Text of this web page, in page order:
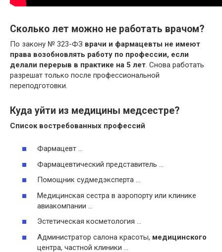
Сколько лет можно не работать врачом?
По закону № 323-ФЗ врачи и фармацевты не имеют
права возобновлять работу по профессии, если
делали перерыв в практике на 5 лет. Снова работать
разрешат только после профессиональной
переподготовки.
Куда уйти из медицины медсестре?
Список востребованных профессий
Фармацевт …
Фармацевтический представитель …
Помощник судмедэксперта …
Медицинская сестра в аэропорту или клинике
авиакомпании …
Эстетическая косметология …
Администратор салона красоты, медицинского
центра, частной клиники …